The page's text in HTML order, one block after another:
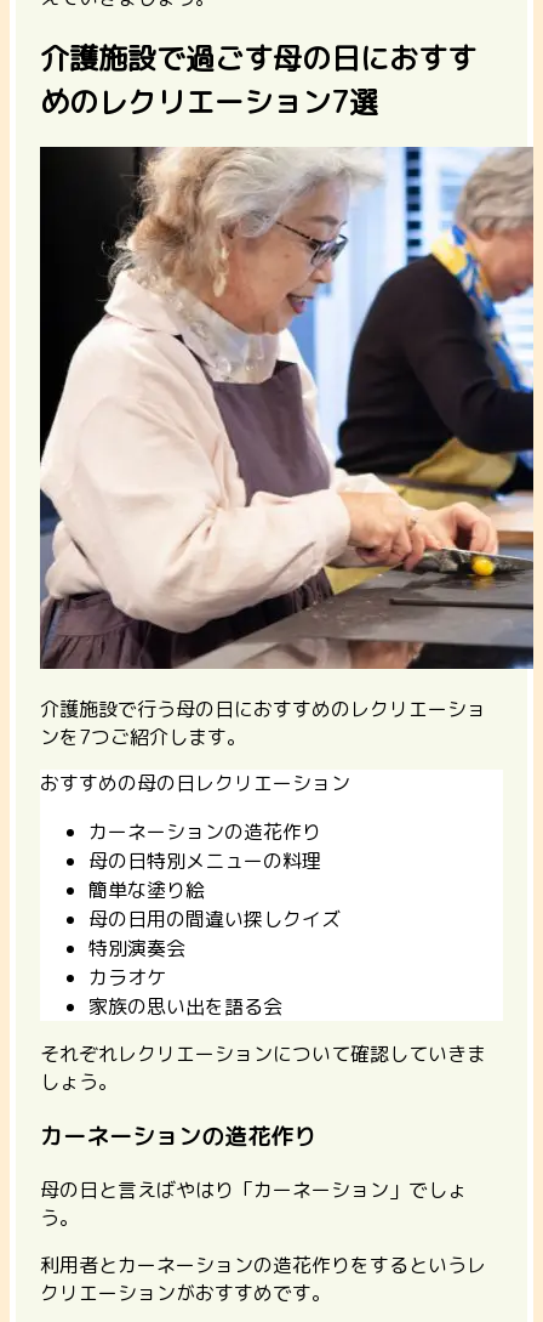
介護施設で過ごす母の日におすす
めのレクリエーション7選
介護施設で行う母の日におすすめのレクリエーショ
ンを7つご紹介します。
おすすめの母の日レクリエーション
カーネーションの造花作り
母の日特別メニューの料理
簡単な塗り絵
母の日用の間違い探しクイズ
特別演奏会
カラオケ
家族の思い出を語る会
それぞれレクリエーションについて確認していきま
しょう。
カーネーションの造花作り
母の日と言えばやはり「カーネーション」でしょ
う。
利用者とカーネーションの造花作りをするというレ
クリエーションがおすすめです。